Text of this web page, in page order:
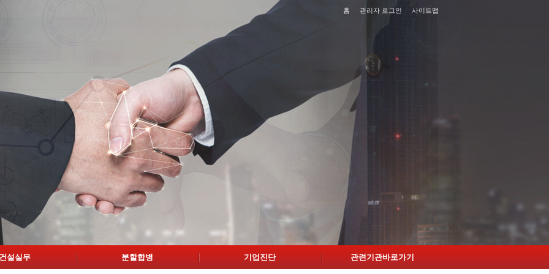
홈 관리자 로그인 사이트맵
설실무 분할합병 기업진단 관련기관바로가기